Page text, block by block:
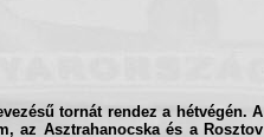
tornát rendez a hétvégén. A
az Asztrahanocska és a Rosztov